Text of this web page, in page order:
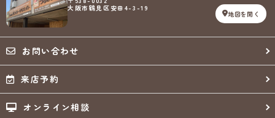
大阪市鶴見区安田4-3-19
地図を開く
お問い合わせ
来店予約
オンライン相談